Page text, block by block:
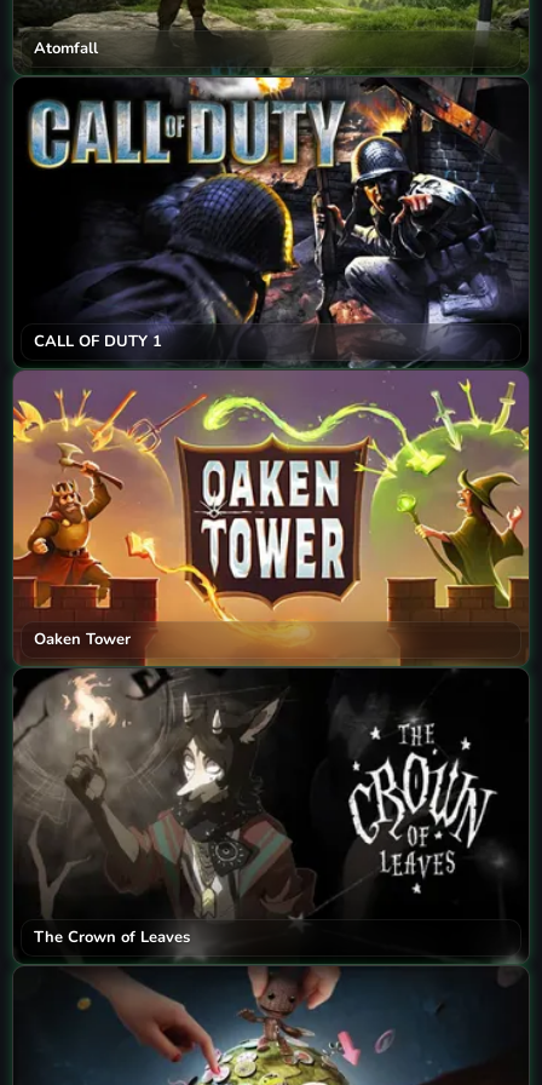
Atomfall
CALL OF DUTY 1
Oaken Tower
The Crown of Leaves